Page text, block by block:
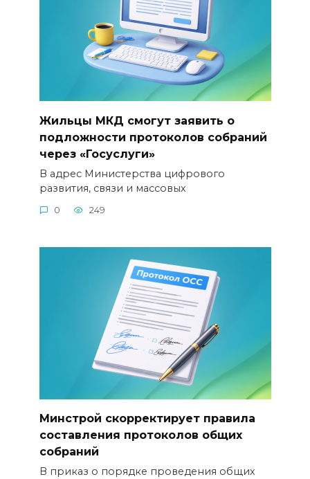
Жильцы МКД смогут заявить о
подложности протоколов собраний
через «Госуслуги»
В адрес Министерства цифрового
развития, связи и массовых
0 249
Минстрой скорректирует правила
составления протоколов общих
собраний
В приказ о порядке проведения общих